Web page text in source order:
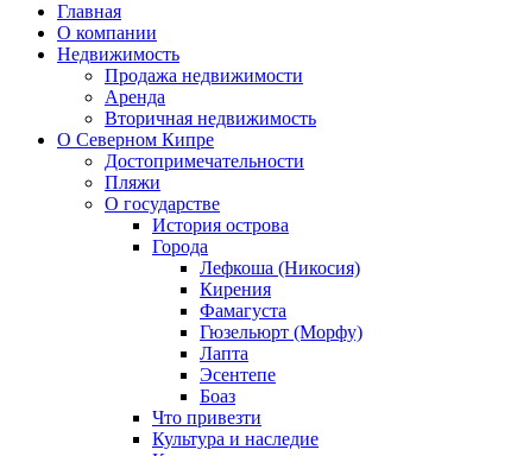
Главная
О компании
Недвижимость
Продажа недвижимости
Аренда
Вторичная недвижимость
О Северном Кипре
Достопримечательности
Пляжи
О государстве
История острова
Города
Лефкоша (Никосия)
Кирения
Фамагуста
Гюзельюрт (Морфу)
Лапта
Эсентепе
Боаз
Что привезти
Культура и наследие